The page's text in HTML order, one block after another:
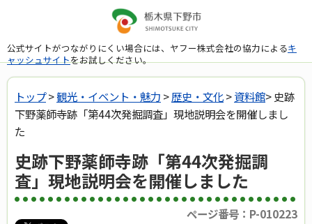
公式サイトがつながりにくい場合には、ヤフー株式会社の協力によるキ
ャッシュサイトをお試しください。
トップ>観光・イベント・魅力 >歴史・文化>資料館> 史跡
下野薬師寺跡「第44次発掘調査」現地説明会を開催しまし
た
史跡下野薬師寺跡「第44次発掘調
査」現地説明会を開催しました
ページ番号：P-010223